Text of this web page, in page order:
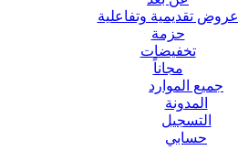
عروض تقديمية وتفاعلية
حزمة
تخفيضات
مجاناً
جميع الموارد
المدونة
التسجيل
حسابي